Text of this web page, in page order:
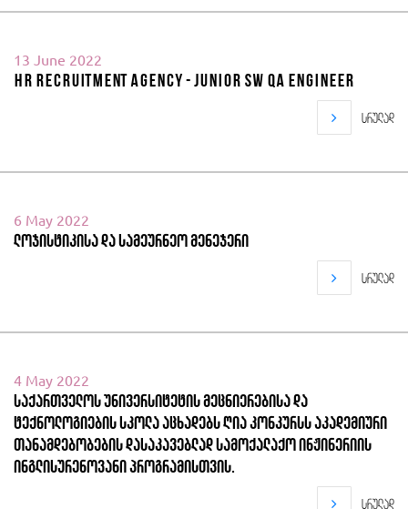
13 June 2022
HR Recruitment Agency - Junior SW QA engineer
სრულად
6 May 2022
ლოჯისტიკისა და სამეურნეო მენეჯერი
სრულად
4 May 2022
საქართველოს უნივერსიტეტის მეცნიერებისა და
ტექნოლოგიების სკოლა აცხადებს ღია კონკურსს აკადემიური
თანამდებობების დასაკავებლად სამოქალაქო ინჟინერიის
ინგლისურენოვანი პროგრამისთვის.
სრულად